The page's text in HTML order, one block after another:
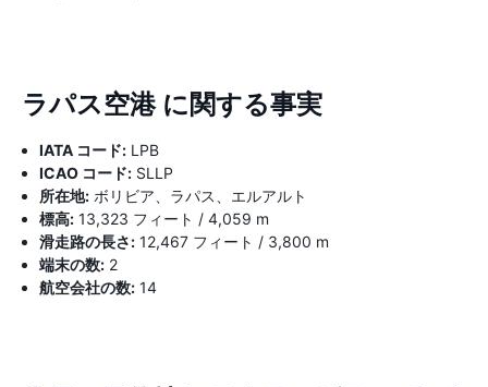
ラパス空港 に関する事実
IATA コード: LPB
ICAO コード: SLLP
所在地: ボリビア、ラパス、エルアルト
標高: 13,323 フィート / 4,059 m
滑走路の長さ: 12,467 フィート / 3,800 m
端末の数: 2
航空会社の数: 14